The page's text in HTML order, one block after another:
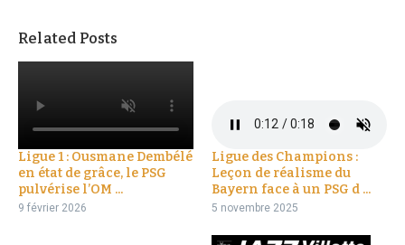
Related Posts
Ligue 1 : Ousmane Dembélé
en état de grâce, le PSG
pulvérise l’OM ...
9 février 2026
Ligue des Champions :
Leçon de réalisme du
Bayern face à un PSG d ...
5 novembre 2025